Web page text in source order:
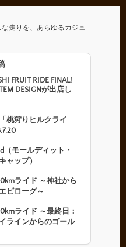
走りを、あらゆるカジュ
FRUIT RIDE FINAL!
DESIGNが出店し
桃狩りヒルクライ
（モールディット・
ャップ）
ライド ～神社から
ピローグ～
ライド ～最終日：
ラインからのゴール